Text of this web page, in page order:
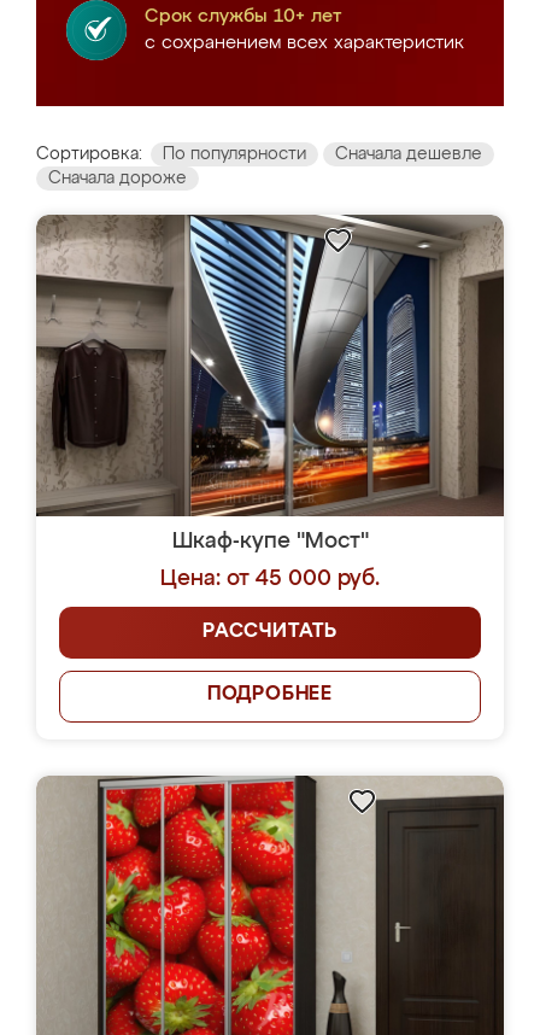
Срок службы 10+ лет
с сохранением всех характеристик
Сортировка: По популярности
Сначала дешевле
Сначала дороже
Шкаф-купе "Мост"
Цена: от 45 000 руб.
РАССЧИТАТЬ
ПОДРОБНЕЕ